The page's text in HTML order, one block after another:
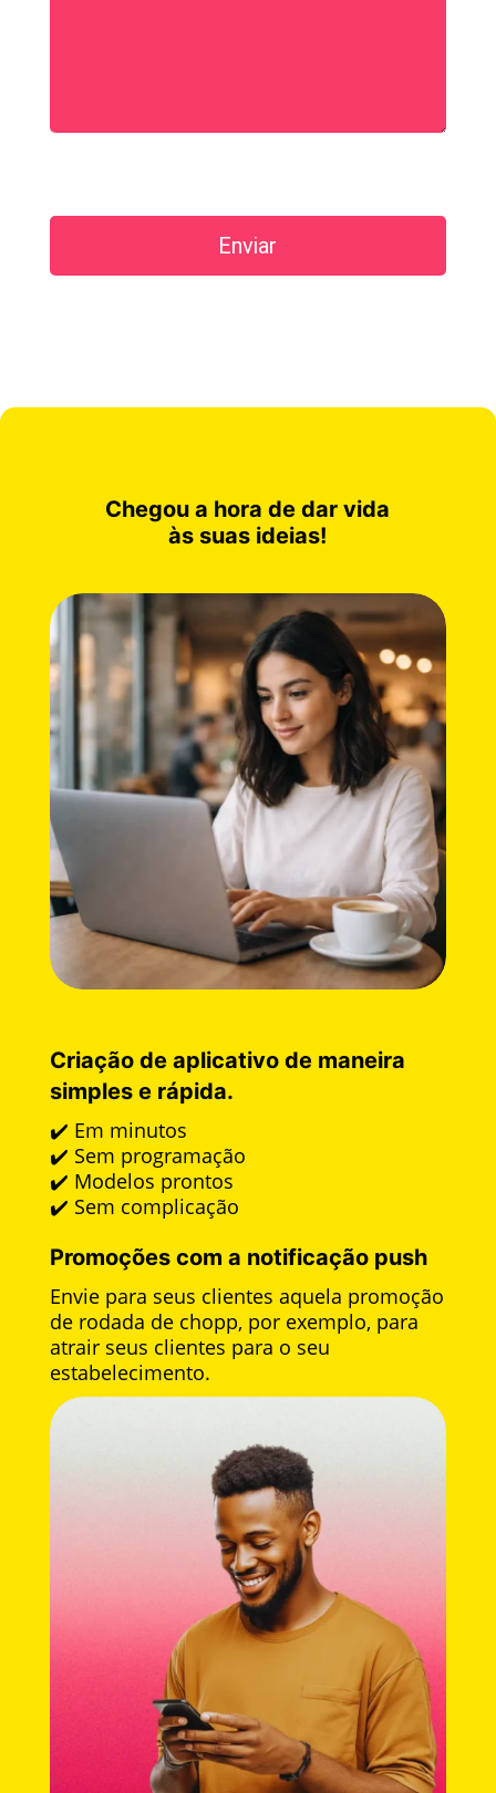
Chegou a hora de dar vida
às suas ideias!
Criação de aplicativo de maneira
simples e rápida.
✔️ Em minutos
✔️ Sem programação
✔️ Modelos prontos
✔️ Sem complicação
Promoções com a notificação push
Envie para seus clientes aquela promoção
de rodada de chopp, por exemplo, para
atrair seus clientes para o seu
estabelecimento.